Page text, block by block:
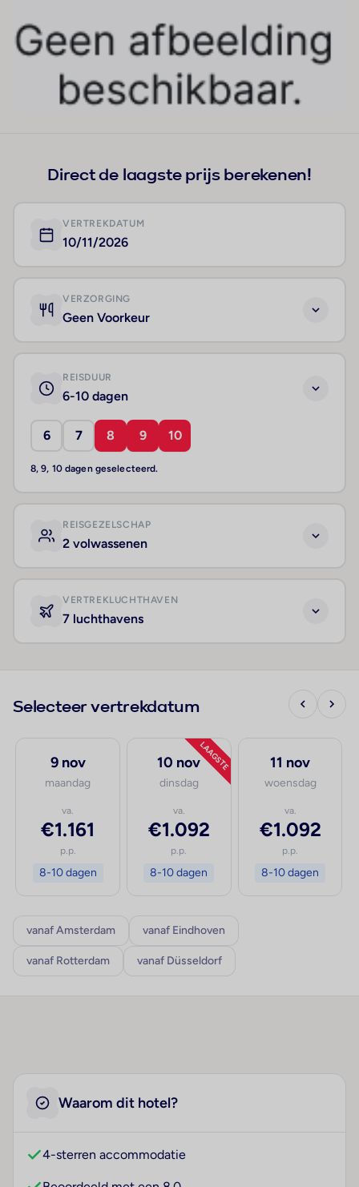
Direct de laagste prijs berekenen!
VERTREKDATUM
10/11/2026
VERZORGING
Geen Voorkeur
REISDUUR
6-10 dagen
6 7 8 9 10
8, 9, 10 dagen geselecteerd.
REISGEZELSCHAP
2 volwassenen
VERTREKLUCHTHAVEN
7 luchthavens
Selecteer vertrekdatum
9 nov
maandag
va.
€1.161
p.p.
8-10 dagen
LAAGSTE
10 nov
dinsdag
va.
€1.092
p.p.
8-10 dagen
11 nov
woensdag
va.
€1.092
p.p.
8-10 dagen
vanaf Amsterdam vanaf Eindhoven
vanaf Rotterdam vanaf Düsseldorf
Waarom dit hotel?
4-sterren accommodatie